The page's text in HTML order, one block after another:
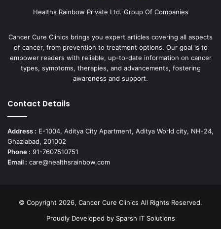
Healths Rainbow Private Ltd. Group Of Companies
Cancer Cure Clinics brings you expert articles covering all aspects
of cancer, from prevention to treatment options. Our goal is to
empower readers with reliable, up-to-date information on cancer
types, symptoms, therapies, and advancements, fostering
awareness and support.
Contact Details
Address : E-1004, Aditya City Apartment, Aditya World city, NH-24,
Ghaziabad, 201002
Phone : 91-7607510751
Email : care@healthsrainbow.com
© Copyright 2026, Cancer Cure Clinics All Rights Reserved.
Proudly Developed by Sparsh IT Solutions